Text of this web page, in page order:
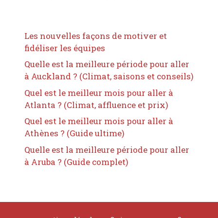
Les nouvelles façons de motiver et
fidéliser les équipes
Quelle est la meilleure période pour aller
à Auckland ? (Climat, saisons et conseils)
Quel est le meilleur mois pour aller à
Atlanta ? (Climat, affluence et prix)
Quel est le meilleur mois pour aller à
Athènes ? (Guide ultime)
Quelle est la meilleure période pour aller
à Aruba ? (Guide complet)